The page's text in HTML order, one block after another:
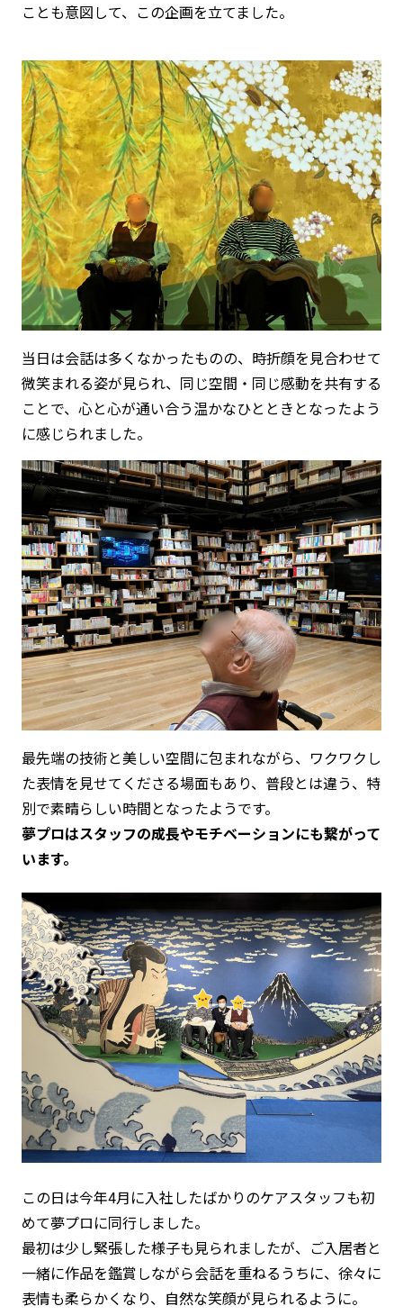
ことも意図して、この企画を立てました。
当日は会話は多くなかったものの、時折顔を見合わせて
微笑まれる姿が見られ、同じ空間・同じ感動を共有する
ことで、心と心が通い合う温かなひとときとなったよう
に感じられました。
最先端の技術と美しい空間に包まれながら、ワクワクし
た表情を見せてくださる場面もあり、普段とは違う、特
別で素晴らしい時間となったようです。
夢プロはスタッフの成長やモチベーションにも繋がって
います。
この日は今年4月に入社したばかりのケアスタッフも初
めて夢プロに同行しました。
最初は少し緊張した様子も見られましたが、ご入居者と
一緒に作品を鑑賞しながら会話を重ねるうちに、徐々に
表情も柔らかくなり、自然な笑顔が見られるように。